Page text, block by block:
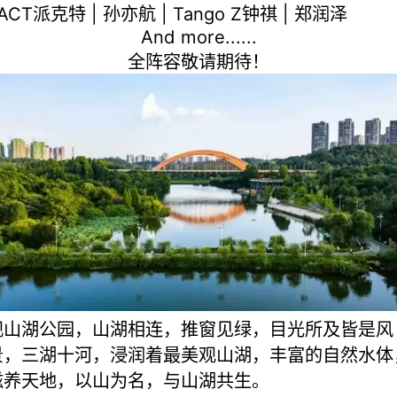
派克特 | 孙亦航 | Tango Z钟祺 | 郑润泽
And more......
全阵容敬请期待！
湖公园，山湖相连，推窗见绿，目光所及皆是风
三湖十河，浸润着最美观山湖，丰富的自然水
天地，以山为名，与山湖共生。